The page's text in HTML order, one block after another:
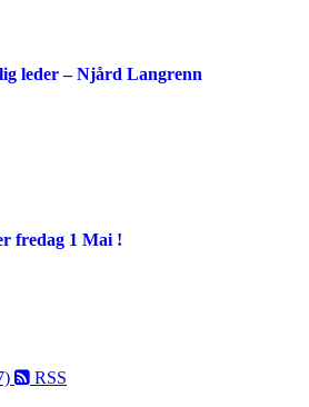
leder – Njård Langrenn
fredag 1 Mai !
RSS